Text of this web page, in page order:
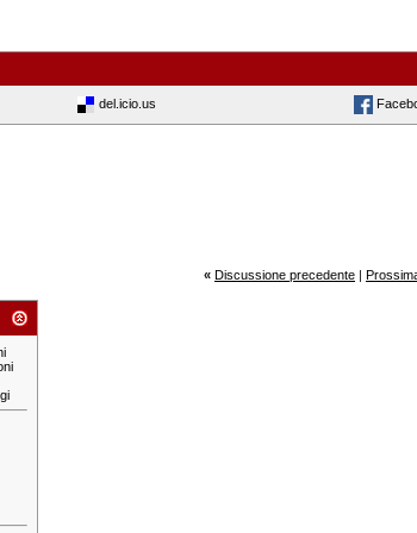
del.icio.us
« Discussione precedente |